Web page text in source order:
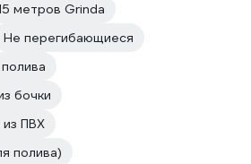
метров Grinda
Не перегибающиеся
бочки
ПВХ
полива)